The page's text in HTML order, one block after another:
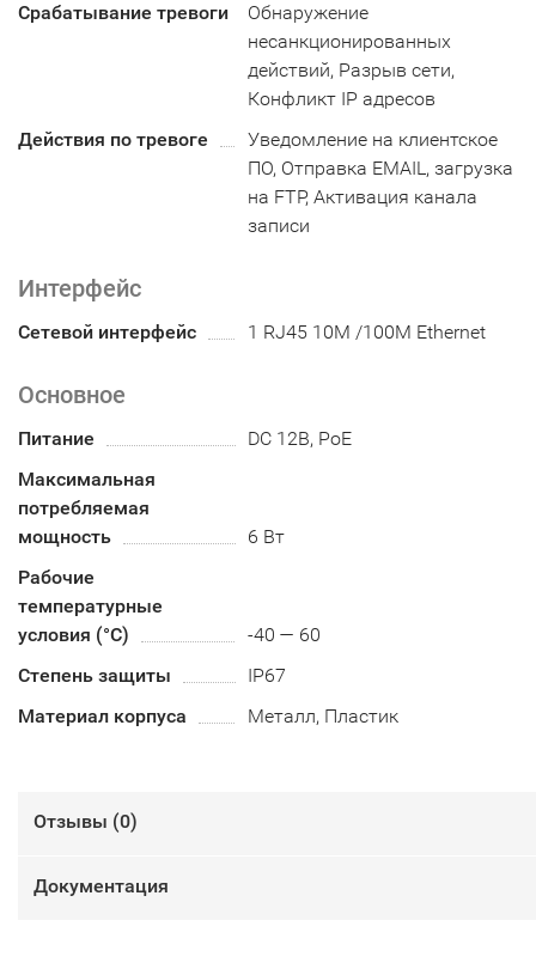
Срабатывание тревоги
Обнаружение
несанкционированных
действий, Разрыв сети,
Конфликт IP адресов
Действия по тревоге
Уведомление на клиентское
ПО, Отправка EMAIL, загрузка
на FTP, Активация канала
записи
Интерфейс
Сетевой интерфейс 1 RJ45 10M /100M Ethernet
Основное
Питание
DC 12В, PoE
Максимальная
потребляемая
мощность
6 Вт
Рабочие
температурные
условия (°С)
-40 — 60
Степень защиты
IP67
Материал корпуса
Металл, Пластик
Отзывы (0)
Документация